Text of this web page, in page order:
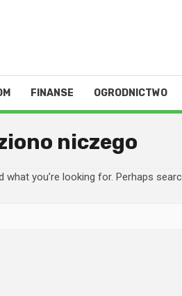
FINANSE OGRODNICTWO
niczego
what you’re looking for. Perhaps